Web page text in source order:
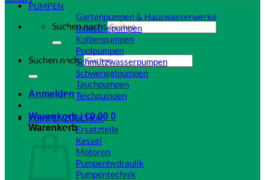
Suchen nach:
Suchen nach:
Anmelden
Warenkorb /€0,00 0
Warenkorb
PUMPEN
Gartenpumpen & Hauswasserwerke
Industriepumpen
Kolbenpumpen
Poolpumpen
Schmutzwasserpumpen
Schwengelpumpen
Tauchpumpen
Teichpumpen
PUMPENZUBEHÖR
Ersatzteile
Kessel
Motoren
Pumpenhydraulik
Pumpentechnik